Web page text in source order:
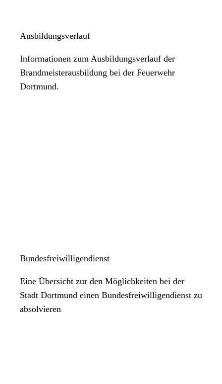
Ausbildungsverlauf
Informationen zum Ausbildungsverlauf der
Brandmeisterausbildung bei der Feuerwehr
Dortmund.
Bundesfreiwilligendienst
Eine Übersicht zur den Möglichkeiten bei der
Stadt Dortmund einen Bundesfreiwilligendienst zu
absolvieren